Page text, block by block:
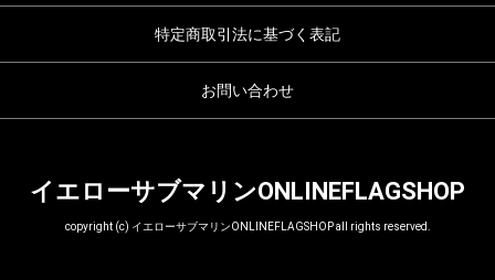
特定商取引法に基づく表記
お問い合わせ
イエローサブマリンONLINEFLAGSHOP
copyright (c) イエローサブマリンONLINEFLAGSHOP all rights reserved.